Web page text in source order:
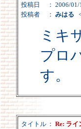
投稿日
： 2006/
投稿者
： みはる
ミキ
プロ
す。
タイトル ： Re: ライ